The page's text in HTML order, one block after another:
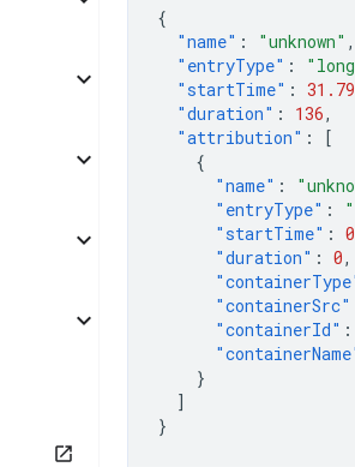
{
"name" : "unknown" ,
"entryType" :
"startTime" :
"duration" : 136,
"attribution" :
[
{
"name" :
"entryType" :
"startTime" : 0
"duration" : 0,
"containerSrc"
"containerId" :
}
]
}